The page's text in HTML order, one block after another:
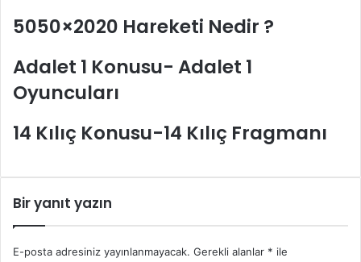
5050×2020 Hareketi Nedir ?
Adalet 1 Konusu- Adalet 1
Oyuncuları
14 Kılıç Konusu-14 Kılıç Fragmanı
Bir yanıt yazın
E-posta adresiniz yayınlanmayacak. Gerekli alanlar * ile